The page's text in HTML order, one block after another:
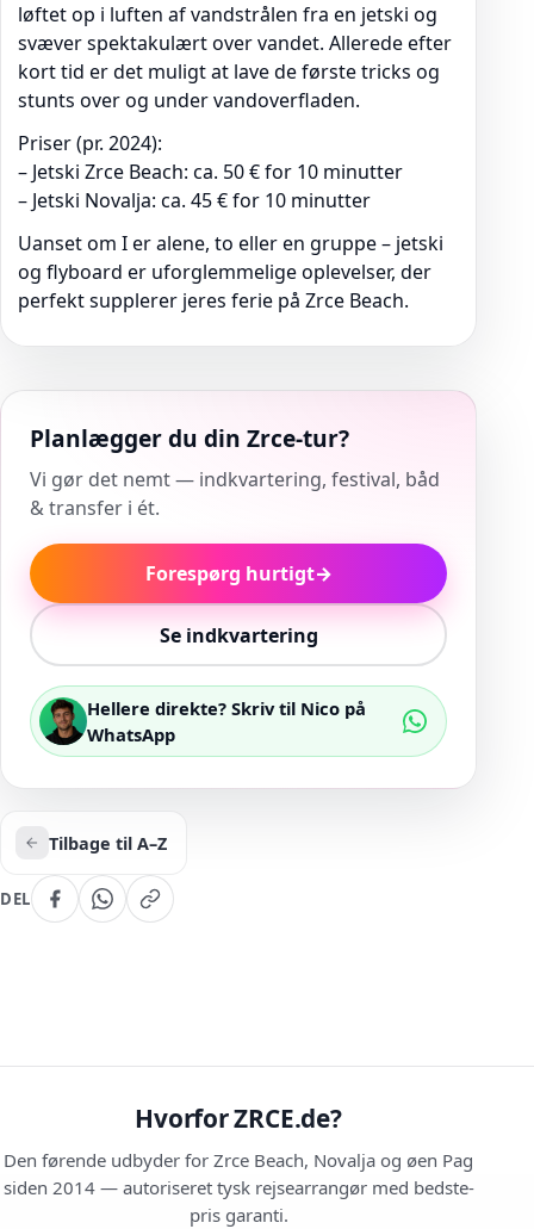
løftet op i luften af vandstrålen fra en jetski og
svæver spektakulært over vandet. Allerede efter
kort tid er det muligt at lave de første tricks og
stunts over og under vandoverfladen.
Priser (pr. 2024):
– Jetski Zrce Beach: ca. 50 € for 10 minutter
– Jetski Novalja: ca. 45 € for 10 minutter
Uanset om I er alene, to eller en gruppe – jetski
og flyboard er uforglemmelige oplevelser, der
perfekt supplerer jeres ferie på Zrce Beach.
Planlægger du din Zrce-tur?
Vi gør det nemt — indkvartering, festival, båd
& transfer i ét.
Forespørg hurtigt→
Se indkvartering
Hellere direkte? Skriv til Nico på
WhatsApp
Tilbage til A–Z
DEL
Hvorfor ZRCE.de?
Den førende udbyder for Zrce Beach, Novalja og øen Pag
siden 2014 — autoriseret tysk rejsearrangør med bedste-
pris garanti.